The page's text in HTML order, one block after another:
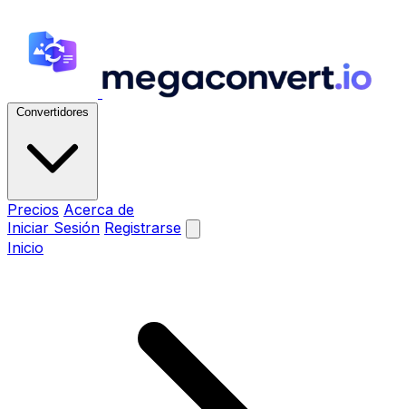
Convertidores
Precios Acerca de
Iniciar Sesión Registrarse
Inicio